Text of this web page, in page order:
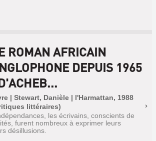
ROMAN AFRICAIN
DEPUIS 1965
| Stewart, Danièle | l'Harmattan, 1988
littéraires)
les écrivains, conscients de
furent nombreux à exprimer leurs
désillusions.